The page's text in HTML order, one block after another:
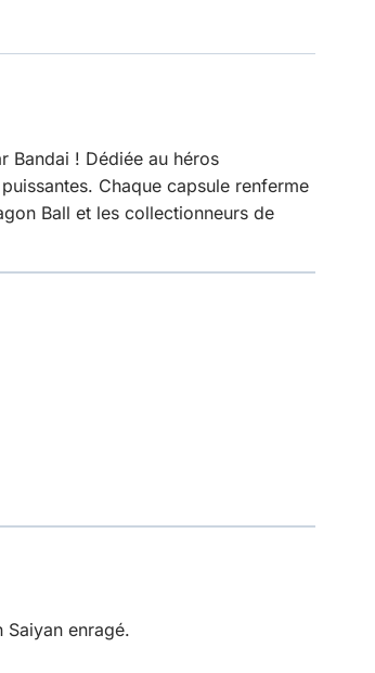
Bandai ! Dédiée au héros
Chaque capsule renferme
Ball et les collectionneurs de
Saiyan enragé.